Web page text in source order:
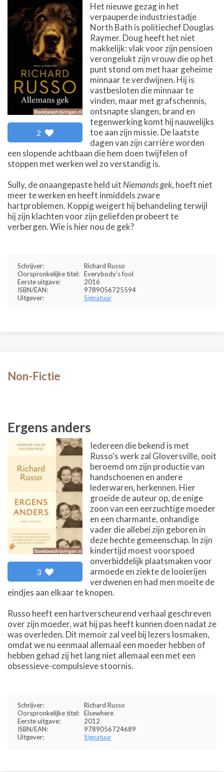
2
Het nieuwe gezag in het
verpauperde industriestadje
North Bath is politiechef Douglas
Raymer. Doug heeft het niet
makkelijk: vlak voor zijn pensioen
verongelukt zijn vrouw die op het
punt stond om met haar geheime
minnaar te verdwijnen. Hij is
vastbesloten die minnaar te
vinden, maar met grafschennis,
ontsnapte slangen, brand en
tegenwerking komt hij nauwelijks
toe aan zijn missie. De laatste
dagen van zijn carrière worden
een slopende achtbaan die hem doen twijfelen of
stoppen met werken wel zo verstandig is.
Sully, de onaangepaste held uit Niemands gek, hoeft niet
meer te werken en heeft inmiddels zware
hartproblemen. Koppig weigert hij behandeling terwijl
hij zijn klachten voor zijn geliefden probeert te
verbergen. Wie is hier nou de gek?
Schrijver:
Richard Russo
Oorspronkelijke titel: Everybody's fool
Eerste uitgave:
2016
ISBN/EAN:
9789056725594
Uitgever:
Signatuur
Non-Fictie
Ergens anders
3
Iedereen die bekend is met
Russo's werk zal Gloversville, ooit
beroemd om zijn productie van
handschoenen en andere
lederwaren, herkennen. Hier
groeide de auteur op, de enige
zoon van een eerzuchtige moeder
en een charmante, onhandige
vader die allebei zijn geboren in
deze hechte gemeenschap. In zijn
kindertijd moest voorspoed
onverbiddelijk plaatsmaken voor
armoede en ziekte de looierijen
verdwenen en had men moeite de
eindjes aan elkaar te knopen.
Russo heeft een hartverscheurend verhaal geschreven
over zijn moeder, wat hij pas heeft kunnen doen nadat ze
was overleden. Dit memoir zal veel bij lezers losmaken,
omdat we nu eenmaal allemaal een moeder hebben of
hebben gehad zij het lang niet allemaal een met een
obsessieve-compulsieve stoornis.
Schrijver:
Richard Russo
Oorspronkelijke titel: Elsewhere
Eerste uitgave:
2012
ISBN/EAN:
9789056724689
Uitgever:
Signatuur